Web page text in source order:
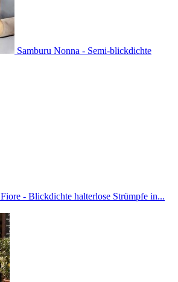
Samburu Nonna - Semi-blickdichte
Fiore - Blickdichte halterlose Strümpfe in...